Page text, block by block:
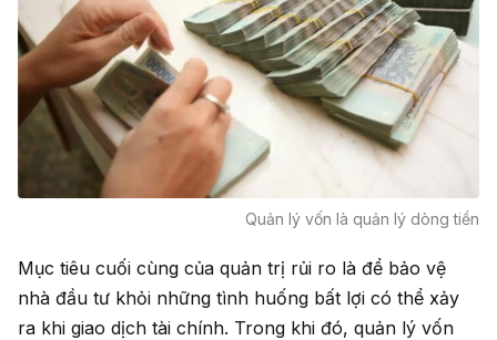
Quản lý vốn là quản lý dòng tiền
Mục tiêu cuối cùng của quản trị rủi ro là để bảo vệ
nhà đầu tư khỏi những tình huống bất lợi có thể xảy
ra khi giao dịch tài chính. Trong khi đó, quản lý vốn